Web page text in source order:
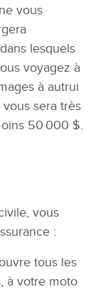
vous
lesquels
voyagez à
à autrui
sera très
50 000 $.
vous
:
tous les
à votre moto